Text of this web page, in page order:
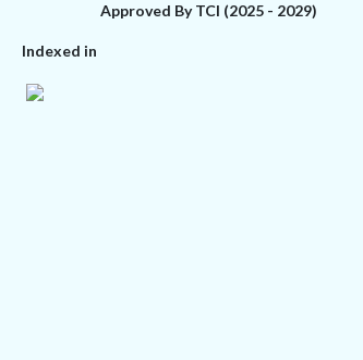
Approved By TCI (2025 - 2029)
Indexed in